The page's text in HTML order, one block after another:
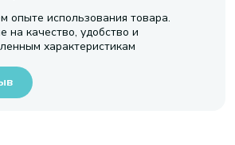
опыте использования товара.
на качество, удобство и
характеристикам